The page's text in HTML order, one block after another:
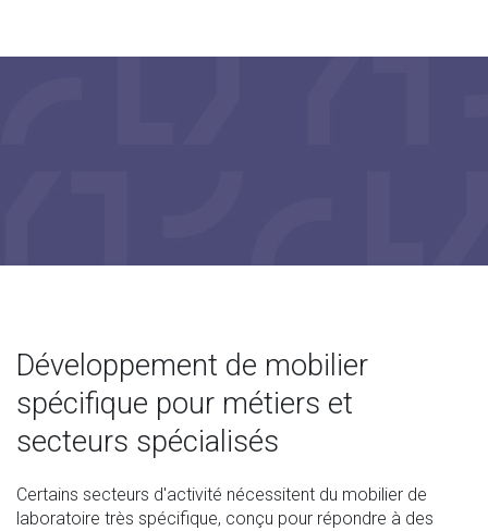
Développement de mobilier
spécifique pour métiers et
secteurs spécialisés
Certains secteurs d'activité nécessitent du mobilier de
laboratoire très spécifique, conçu pour répondre à des